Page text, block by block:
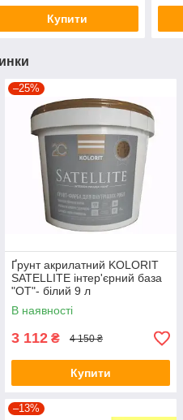
Купити
–25%
Ґрунт акрилатний KOLORIT
SATELLITE інтер'єрний база
"OT"- білий 9 л
В наявності
3 112 ₴ 4 150 ₴
Купити
–13%